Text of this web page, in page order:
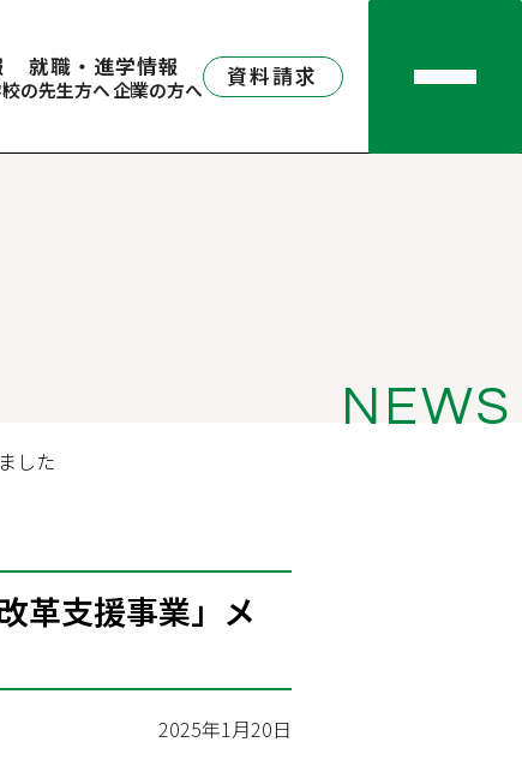
就職・進学情報
の先生方へ企業の方へ 資料請求
NEWS
した
革支援事業」メ
2025年1月20日